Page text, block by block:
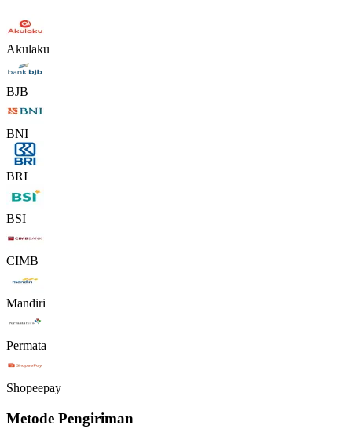
Akulaku
BJB
BNI
BRI
BSI
CIMB
Mandiri
Permata
Shopeepay
Metode Pengiriman